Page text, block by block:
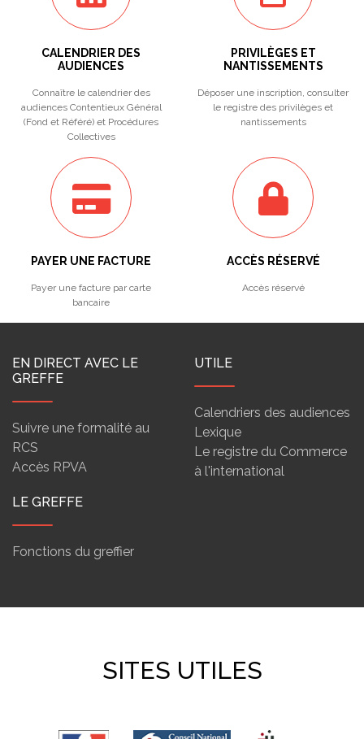
CALENDRIER DES
AUDIENCES
Connaître le calendrier des
audiences Contentieux Général
(Fond et Référé) et Procédures
Collectives
PRIVILÈGES ET
NANTISSEMENTS
Déposer une inscription, consulter
le registre des privilèges et
nantissements
PAYER UNE FACTURE
Payer une facture par carte
bancaire
ACCÈS RÉSERVÉ
Accès réservé
EN DIRECT AVEC LE
GREFFE
Suivre une formalité au
RCS
Accès RPVA
UTILE
Calendriers des audiences
Lexique
Le registre du Commerce
à l'international
LE GREFFE
Fonctions du greffier
SITES UTILES